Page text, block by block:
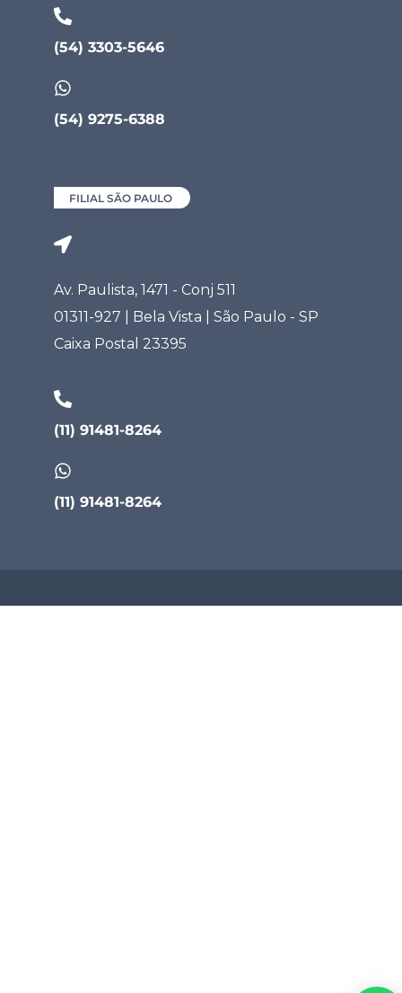
(54) 3303-5646
(54) 9275-6388
FILIAL SÃO PAULO
Av. Paulista, 1471 - Conj 511
01311-927 | Bela Vista | São Paulo - SP
Caixa Postal 23395
(11) 91481-8264
(11) 91481-8264